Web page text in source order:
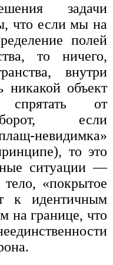
задачи
что если мы на
полей
то ничего,
внутри
никакой объект
спрятать от
если
невидимка»
то это
ситуации —
«покрытое
к идентичным
на границе, что